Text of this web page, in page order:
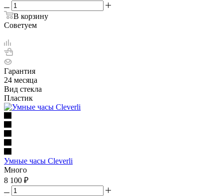
В корзину
Советуем
Гарантия
24 месяца
Вид стекла
Пластик
Умные часы Cleverli
Много
8 100 ₽